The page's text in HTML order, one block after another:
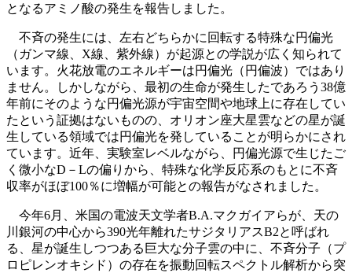
となるアミノ酸の発生を報告しました。
不斉の発生には、左右どちらかに回転する特殊な円偏光
（ガンマ線、X線、紫外線）が起源との学説が広く知られて
います。火花放電のエネルギーは円偏光（円偏波）ではあり
ません。しかしながら、最初の生命が発生したであろう38億
年前にそのような円偏光源が宇宙空間や地球上に存在してい
たという証拠はないものの、オリオン座大星雲などの星が誕
生している領域では円偏光を発していることが明らかにされ
ています。近年、実験室レベルながら、円偏光源で生じたご
く微小なD－Lの偏りから、特殊な化学反応系のもとに不斉
収率がほぼ100％に増幅が可能との報告がなされました。
今年6月、米国の電波天文学者B.A.マクガイアらが、天の
川銀河の中心から390光年離れたサジタリアスB2と呼ばれ
る、星が誕生しつつある巨大な分子雲の中に、不斉分子（プ
ロピレンオキシド）の存在を振動回転スペクトル解析から突